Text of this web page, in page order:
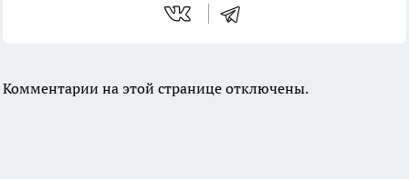
Комментарии на этой странице отключены.